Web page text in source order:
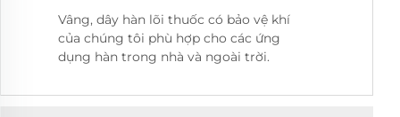
Vâng, dây hàn lõi thuốc có bảo vệ khí
của chúng tôi phù hợp cho các ứng
dụng hàn trong nhà và ngoài trời.